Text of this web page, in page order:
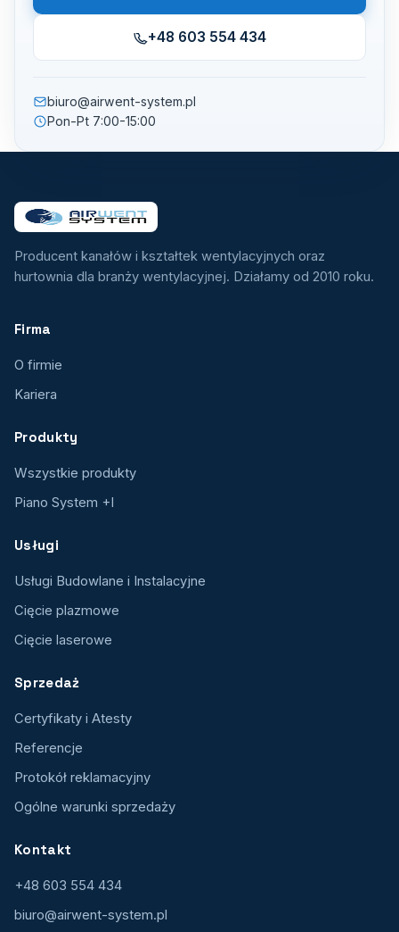
+48 603 554 434
biuro@airwent-system.pl
Pon-Pt 7:00-15:00
Producent kanałów i kształtek wentylacyjnych oraz
hurtownia dla branży wentylacyjnej. Działamy od 2010 roku.
Firma
O firmie
Kariera
Produkty
Wszystkie produkty
Piano System +I
Usługi
Usługi Budowlane i Instalacyjne
Cięcie plazmowe
Cięcie laserowe
Sprzedaż
Certyfikaty i Atesty
Referencje
Protokół reklamacyjny
Ogólne warunki sprzedaży
Kontakt
+48 603 554 434
biuro@airwent-system.pl